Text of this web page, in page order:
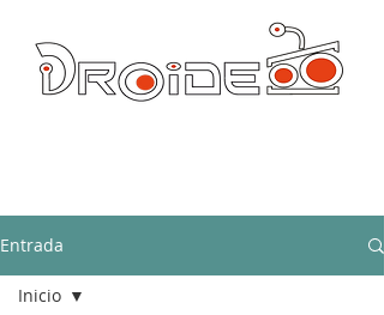
Entrada
Inicio